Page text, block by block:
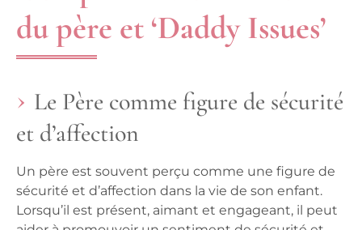
du père et ‘Daddy Issues’
Le Père comme figure de sécurité
et d’affection
Un père est souvent perçu comme une figure de
sécurité et d’affection dans la vie de son enfant.
Lorsqu’il est présent, aimant et engageant, il peut